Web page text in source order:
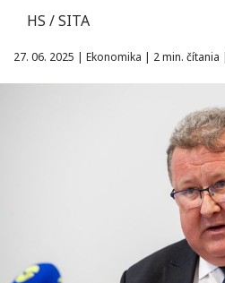
HS / SITA
27. 06. 2025 | Ekonomika | 2 min. čítania |